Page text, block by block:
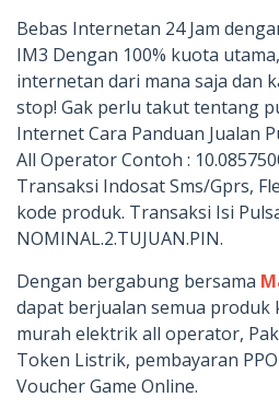
Bebas Internetan 24 Jam
IM3 Dengan 100% kuota
internetan dari mana saja dan
stop! Gak perlu takut tentang
Internet Cara Panduan Jualan
All Operator Contoh :
Transaksi Indosat Sms/Gprs,
kode produk. Transaksi Isi
NOMINAL.2.TUJUAN.PIN.
Dengan bergabung bersama
dapat berjualan semua produk
murah elektrik all operator,
Token Listrik, pembayaran
Voucher Game Online.